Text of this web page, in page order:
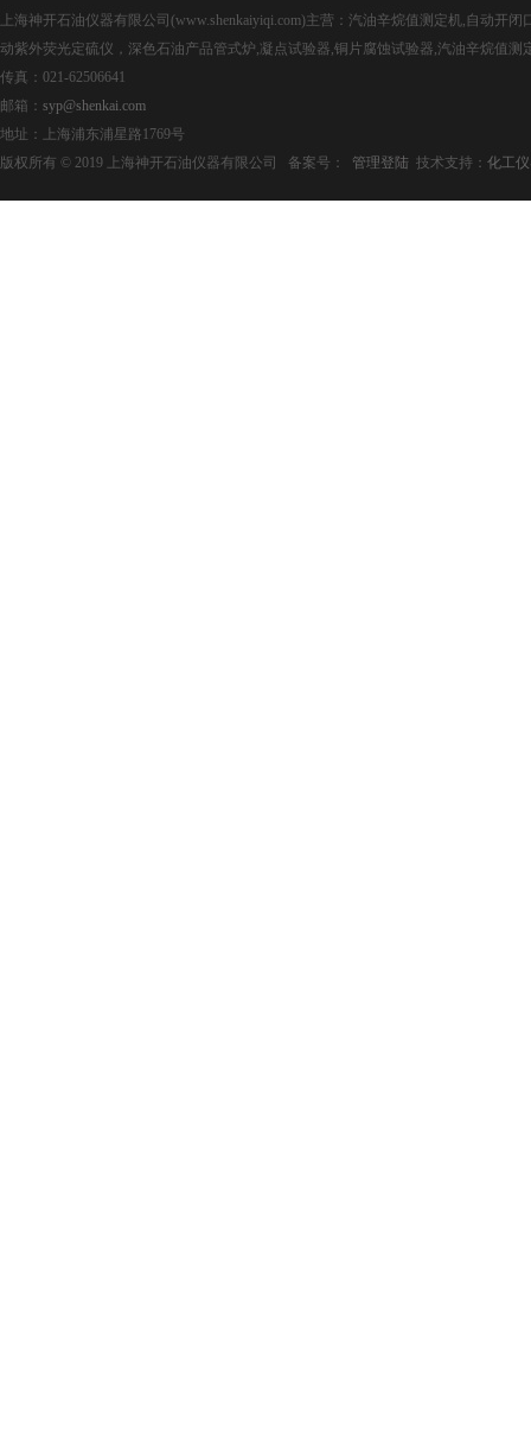
上海神开石油仪器有限公司(www.shenkaiyiqi.com)主营：汽油辛烷值测定机,自动
动紫外荧光定硫仪，深色石油产品管式炉,凝点试验器,铜片腐蚀试验器,汽油辛烷值测
传真：021-62506641
邮箱： syp@shenkai.com
地址：上海浦东浦星路1769号
版权所有 © 2019 上海神开石油仪器有限公司 备案号：
管理登陆 技术支持： 化工